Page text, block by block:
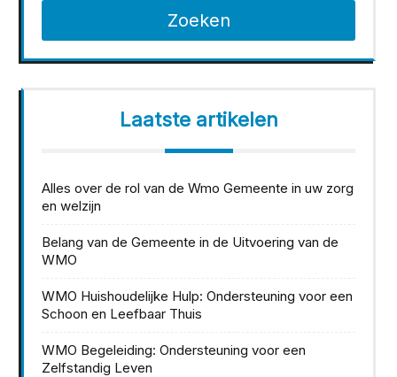
Zoeken
Laatste artikelen
Alles over de rol van de Wmo Gemeente in uw zorg
en welzijn
Belang van de Gemeente in de Uitvoering van de
WMO
WMO Huishoudelijke Hulp: Ondersteuning voor een
Schoon en Leefbaar Thuis
WMO Begeleiding: Ondersteuning voor een
Zelfstandig Leven